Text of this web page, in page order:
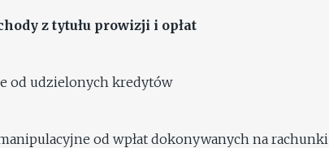
z tytułu prowizji i opłat
od udzielonych kredytów
od wpłat dokonywanych na rachunki